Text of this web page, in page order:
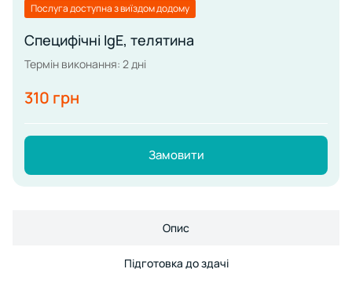
Послуга доступна з виїздом додому
Специфічні IgE, телятина
Термін виконання: 2 дні
310 грн
Замовити
Опис
Підготовка до здачі